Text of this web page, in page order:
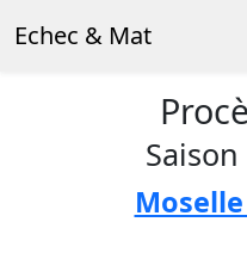
Echec & Mat
Moselle